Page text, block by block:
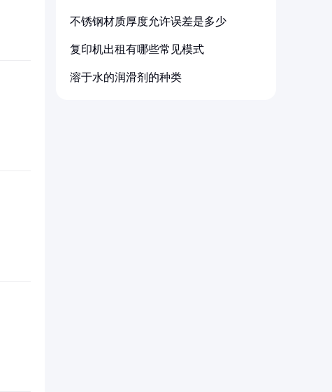
不锈钢材质厚度允许误差是多少
复印机出租有哪些常见模式
溶于水的润滑剂的种类